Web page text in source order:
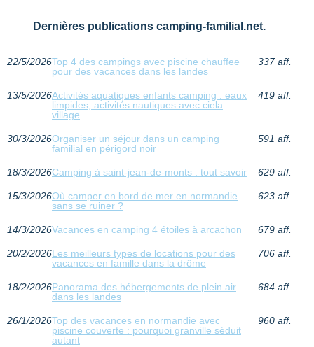
Dernières publications camping-familial.net.
22/5/2026Top 4 des campings avec piscine chauffee
pour des vacances dans les landes
337 aff.
13/5/2026Activités aquatiques enfants camping : eaux
limpides, activités nautiques avec ciela
village
419 aff.
30/3/2026Organiser un séjour dans un camping
familial en périgord noir
591 aff.
18/3/2026Camping à saint-jean-de-monts : tout savoir 629 aff.
15/3/2026Où camper en bord de mer en normandie
sans se ruiner ?
623 aff.
14/3/2026Vacances en camping 4 étoiles à arcachon 679 aff.
20/2/2026Les meilleurs types de locations pour des
vacances en famille dans la drôme
706 aff.
18/2/2026Panorama des hébergements de plein air
dans les landes
684 aff.
26/1/2026Top des vacances en normandie avec
piscine couverte : pourquoi granville séduit
autant
960 aff.